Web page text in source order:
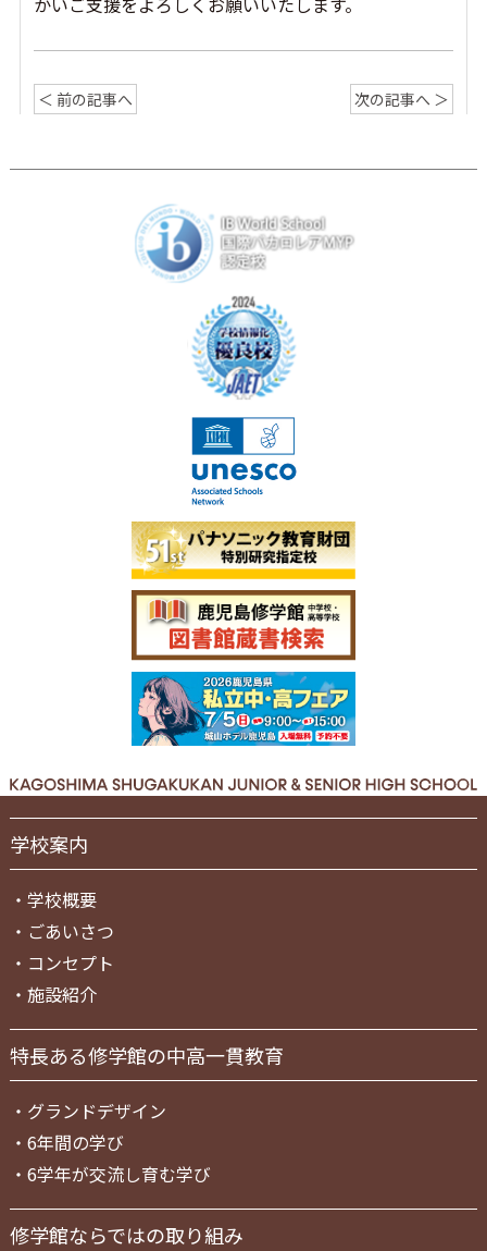
＜ 前の記事へ 次の記事へ ＞
学校案内
・ 学校概要
・ ごあいさつ
・ コンセプト
・ 施設紹介
特長ある修学館の中高一貫教育
・ グランドデザイン
・ 6年間の学び
・ 6学年が交流し育む学び
修学館ならではの取り組み